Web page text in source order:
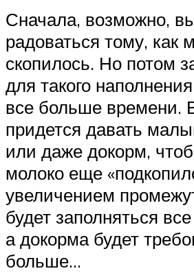
Сначала, возможно,
радоваться тому, как
скопилось. Но потом
для такого
все больше времени.
придется давать
или даже докорм,
молоко еще
увеличением
будет заполняться
а докорма будет
больше…